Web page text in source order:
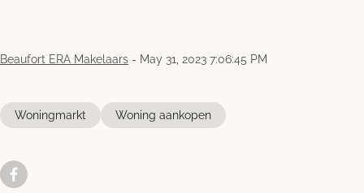
Beaufort ERA Makelaars - May 31, 2023 7:06:45 PM
Woningmarkt Woning aankopen